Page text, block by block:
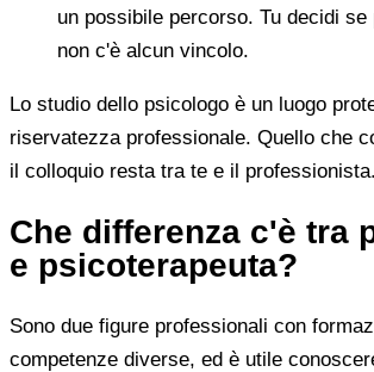
un possibile percorso. Tu decidi
non c'è alcun vincolo.
Lo studio dello psicologo è un luogo
riservatezza professionale. Quello che
il colloquio resta tra te e il professionista.
Che differenza c'è tra
e psicoterapeuta?
Sono due figure professionali con
competenze diverse, ed è utile